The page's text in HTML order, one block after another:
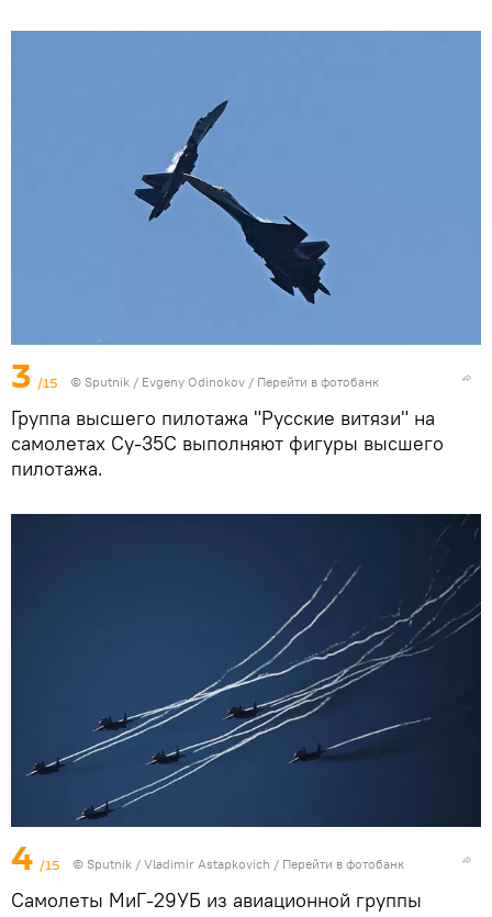
3 /15 © Sputnik / Evgeny Odinokov / Перейти в фотобанк
Группа высшего пилотажа "Русские витязи" на
самолетах Су-35С выполняют фигуры высшего
пилотажа.
4 /15 © Sputnik / Vladimir Astapkovich / Перейти в фотобанк
Самолеты МиГ-29УБ из авиационной группы